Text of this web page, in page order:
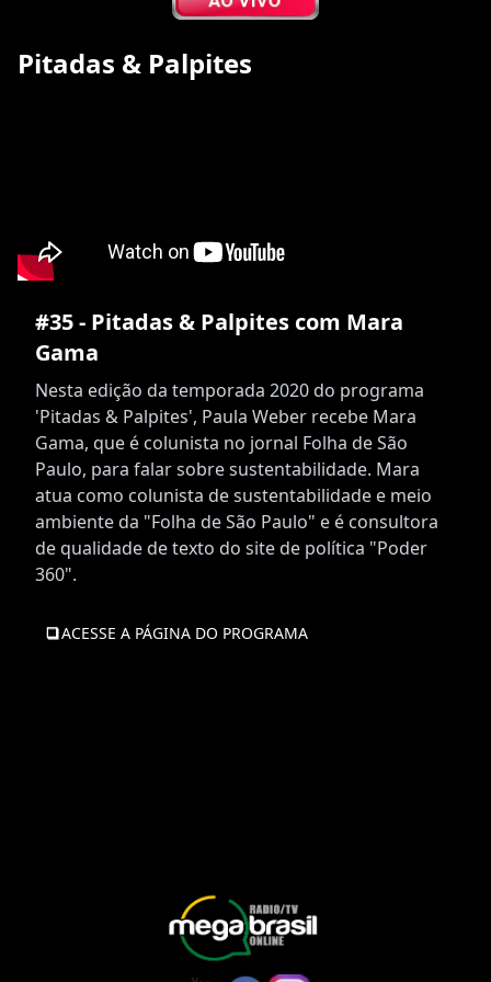
Pitadas & Palpites
#35 - Pitadas & Palpites com Mara
Gama
Nesta edição da temporada 2020 do programa
'Pitadas & Palpites', Paula Weber recebe Mara
Gama, que é colunista no jornal Folha de São
Paulo, para falar sobre sustentabilidade. Mara
atua como colunista de sustentabilidade e meio
ambiente da "Folha de São Paulo" e é consultora
de qualidade de texto do site de política "Poder
360".
ACESSE A PÁGINA DO PROGRAMA